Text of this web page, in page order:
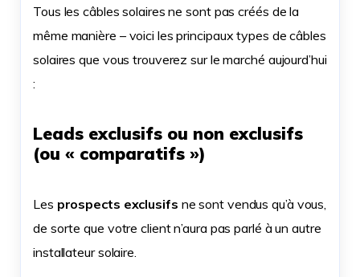
Tous les câbles solaires ne sont pas créés de la
même manière – voici les principaux types de câbles
solaires que vous trouverez sur le marché aujourd’hui
:
Leads exclusifs ou non exclusifs
(ou « comparatifs »)
Les prospects exclusifs ne sont vendus qu’à vous,
de sorte que votre client n’aura pas parlé à un autre
installateur solaire.